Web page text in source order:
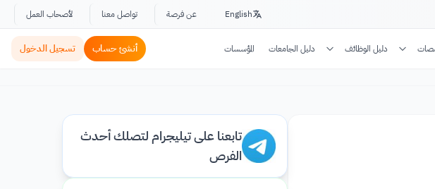
English عن فرصة تواصل معنا لأصحاب العمل
دليل الوظائف دليل الجامعات المؤسسات أنشئ حساب تسجيل الدخول
تابعنا على تيليجرام لتصلك أحدث
الفرص